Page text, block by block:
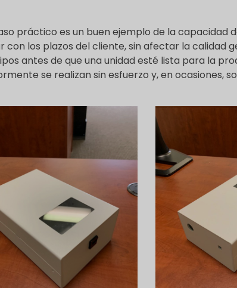
práctico es un buen ejemplo de la capacidad
con los plazos del cliente, sin afectar la calidad
antes de que una unidad esté lista para la
se realizan sin esfuerzo y, en ocasiones,